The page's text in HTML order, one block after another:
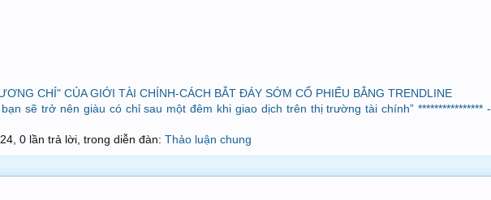
CHỈ" CỦA GIỚI TÀI CHÍNH-CÁCH BẮT ĐÁY SỚM CỔ PHIẾU BẰNG TRENDLINE
sẽ trở nên giàu có chỉ sau một đêm khi giao dịch trên thị trường tài chính” **************** -
, 0 lần trả lời, trong diễn đàn: Thảo luận chung